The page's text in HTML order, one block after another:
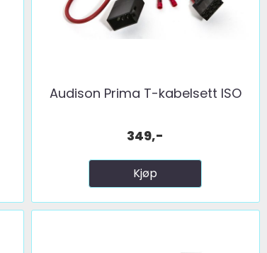
Audison Prima T-kabelsett ISO
349,-
Kjøp